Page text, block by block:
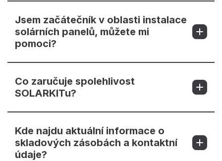
Jsem začátečník v oblasti instalace
solárních panelů, můžete mi
pomoci?
Co zaručuje spolehlivost
SOLARKITu?
Kde najdu aktuální informace o
skladových zásobách a kontaktní
údaje?